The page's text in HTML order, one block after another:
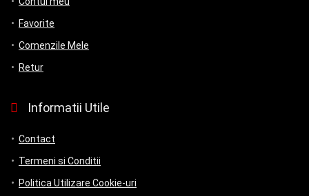
Favorite
Comenzile Mele
Retur
Informatii Utile
Contact
Termeni si Conditii
Politica Utilizare Cookie-uri